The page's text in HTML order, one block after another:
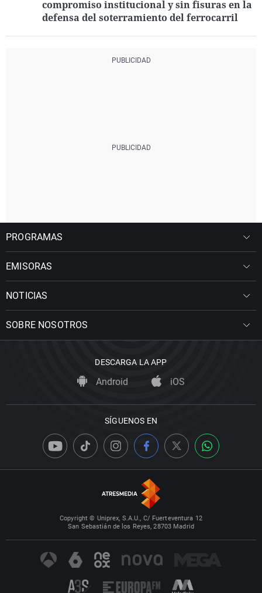
compromiso institucional y sin fisuras en la
defensa del soterramiento del ferrocarril
PROGRAMAS
EMISORAS
NOTICIAS
SOBRE NOSOTROS
DESCARGA LA APP
Android iOS
SÍGUENOS EN
Copyright © Uniprex, S.A.U., C/ Fuerteventura 12
San Sebastián de los Reyes, 28703 Madrid